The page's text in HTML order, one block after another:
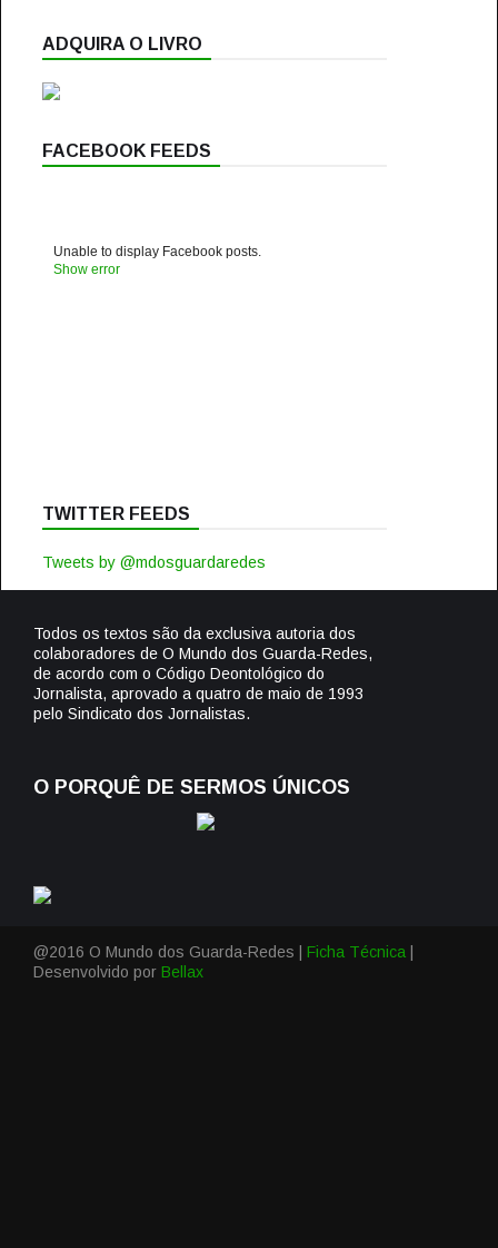
ADQUIRA O LIVRO
FACEBOOK FEEDS
Unable to display Facebook posts.
Show error
TWITTER FEEDS
Tweets by @mdosguardaredes
Todos os textos são da exclusiva autoria dos
colaboradores de O Mundo dos Guarda-Redes,
de acordo com o Código Deontológico do
Jornalista, aprovado a quatro de maio de 1993
pelo Sindicato dos Jornalistas.
O PORQUÊ DE SERMOS ÚNICOS
@2016 O Mundo dos Guarda-Redes | Ficha Técnica
Desenvolvido por Bellax